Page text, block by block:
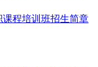
程培训班招生简章